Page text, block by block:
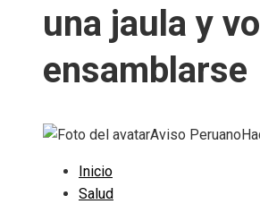
una jaula y
ensamblarse
Aviso Peruano
Inicio
Salud